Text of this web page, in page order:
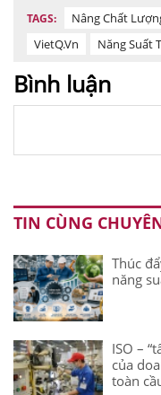
TAGS: Nâng Chất
VietQ.vn
Năng Suất
Bình luận
TIN CÙNG
Thúc
năng
ISO –
của
toàn